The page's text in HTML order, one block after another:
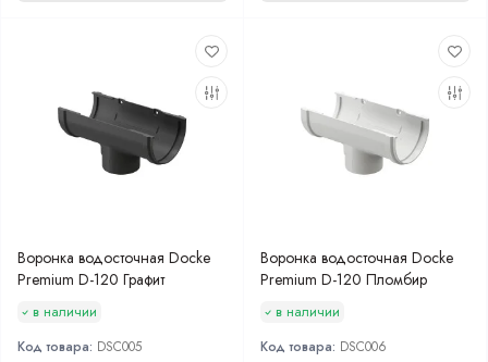
Воронка водосточная Docke
Premium D-120 Графит
в наличии
Код товара: DSC005
Воронка водосточная Docke
Premium D-120 Пломбир
в наличии
Код товара: DSC006